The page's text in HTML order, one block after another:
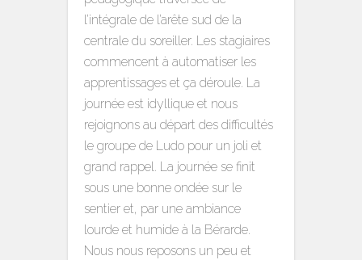
l’intégrale de l’arête sud de la
centrale du soreiller. Les stagiaires
commencent à automatiser les
apprentissages et ça déroule. La
journée est idyllique et nous
rejoignons au départ des difficultés
le groupe de Ludo pour un joli et
grand rappel. La journée se finit
sous une bonne ondée sur le
sentier et, par une ambiance
lourde et humide à la Bérarde.
Nous nous reposons un peu et